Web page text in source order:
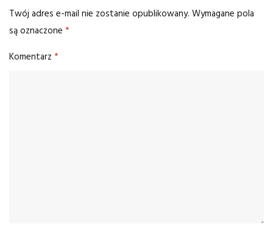
Twój adres e-mail nie zostanie opublikowany. Wymagane pola
są oznaczone *
Komentarz *